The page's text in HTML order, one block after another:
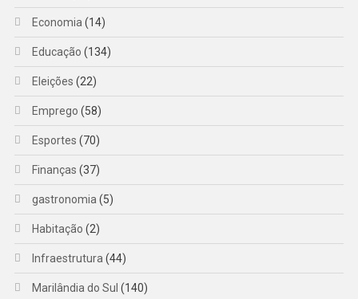
Economia (14)
Educação (134)
Eleições (22)
Emprego (58)
Esportes (70)
Finanças (37)
gastronomia (5)
Habitação (2)
Infraestrutura (44)
Marilândia do Sul (140)